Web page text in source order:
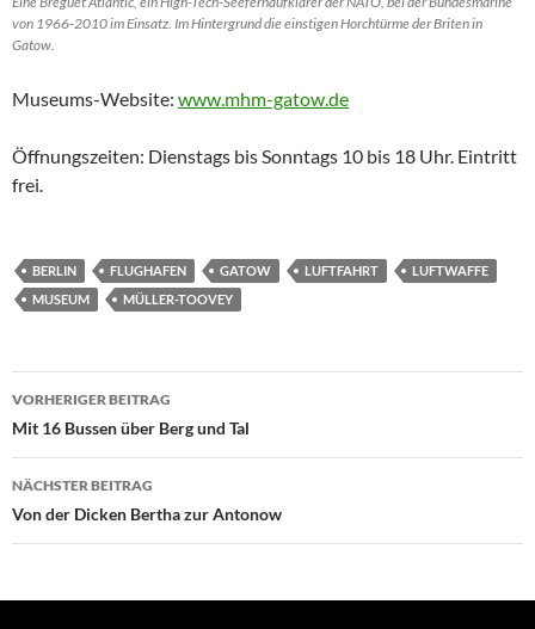
von 1966-2010 im Einsatz. Im Hintergrund die einstigen Horchtürme der Briten in
Gatow.
Museums-Website: www.mhm-gatow.de
Öffnungszeiten: Dienstags bis Sonntags 10 bis 18 Uhr. Eintritt
frei.
BERLIN FLUGHAFEN GATOW LUFTFAHRT
LUFTWAFFE
MUSEUM
MÜLLER-TOOVEY
Beitragsnavigation
VORHERIGER BEITRAG
Mit 16 Bussen über Berg und Tal
NÄCHSTER BEITRAG
Von der Dicken Bertha zur Antonow